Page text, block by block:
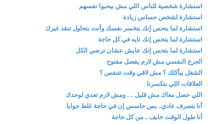
استشارة شخصية للناس اللي مش بيحبوا نفسهم
استشارة لشخص حساس زيادة
استشارة لما بتحس إنك بتخسر نفسك وأنت بتحاول تنقذ غيرك
استشارة لما بتحس إنك تايه في كل حاجة
استشارة لما بتحس إنك عايش عشان ترضي الكل
الجرح النفسي مش لازم يفضل مفتوح
الشغل بيأكلك ؟ مش لاقي وقت تتنفس ؟
العلاقات اللي بتكسرنا
اللي حصل معاك مش قليل … ومش لازم تعدي لوحدك
أنا بتصرف عادي.. بس حاسس إن في حاجة غلط جوايا
أنا طول الوقت خايف .. من كل حاجة